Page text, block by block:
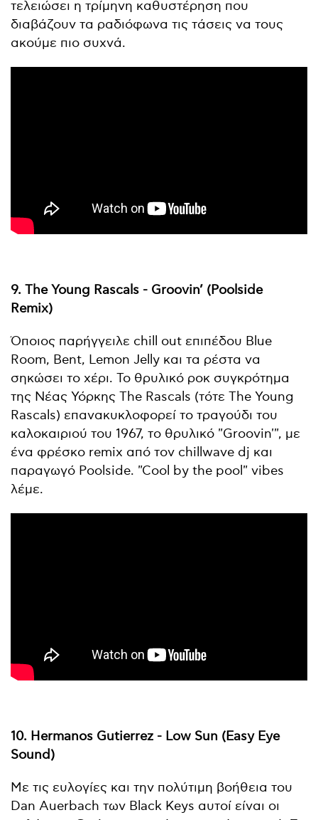
τελειώσει η τρίμηνη καθυστέρηση που
διαβάζουν τα ραδιόφωνα τις τάσεις να τους
ακούμε πιο συχνά.
9. The Young Rascals - Groovin’ (Poolside
Remix)
Όποιος παρήγγειλε chill out επιπέδου Blue
Room, Bent, Lemon Jelly και τα ρέστα να
σηκώσει το χέρι. Το θρυλικό ροκ συγκρότημα
της Νέας Υόρκης The Rascals (τότε The Young
Rascals) επανακυκλοφορεί το τραγούδι του
καλοκαιριού του 1967, το θρυλικό "Groovin'", με
ένα φρέσκο remix από τον chillwave dj και
παραγωγό Poolside. "Cool by the pool" vibes
λέμε.
10. Hermanos Gutierrez - Low Sun (Easy Eye
Sound)
Με τις ευλογίες και την πολύτιμη βοήθεια του
Dan Auerbach των Black Keys αυτοί είναι οι